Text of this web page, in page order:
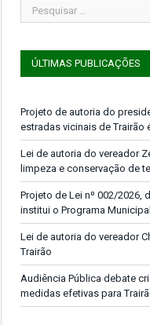
ÚLTIMAS PUBLICAÇÕES
Projeto de autoria do
estradas vicinais de Trairão
Lei de autoria do vereador
limpeza e conservação de
Projeto de Lei nº 002/2026,
institui o Programa
Lei de autoria do vereador
Trairão
Audiência Pública debate
medidas efetivas para